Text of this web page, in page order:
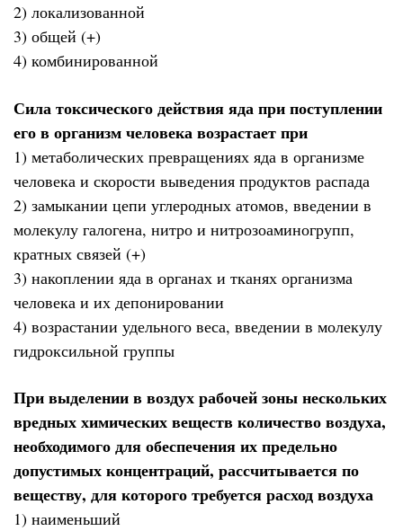
2) локализованной
3) общей (+)
4) комбинированной
Сила токсического действия яда при поступлении
его в организм человека возрастает при
1) метаболических превращениях яда в организме
человека и скорости выведения продуктов распада
2) замыкании цепи углеродных атомов, введении в
молекулу галогена, нитро и нитрозоаминогрупп,
кратных связей (+)
3) накоплении яда в органах и тканях организма
человека и их депонировании
4) возрастании удельного веса, введении в молекулу
гидроксильной группы
При выделении в воздух рабочей зоны нескольких
вредных химических веществ количество воздуха,
необходимого для обеспечения их предельно
допустимых концентраций, рассчитывается по
веществу, для которого требуется расход воздуха
1) наименьший